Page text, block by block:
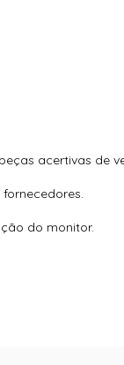
acertivas de
do monitor.